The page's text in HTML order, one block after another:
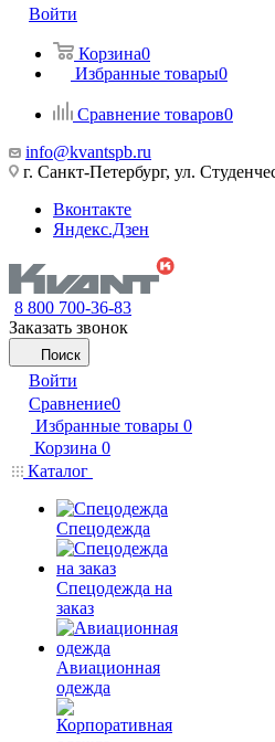
Войти
Корзина0
Избранные товары0
Сравнение товаров0
info@kvantspb.ru
г. Санкт-Петербург, ул.
Вконтакте
Яндекс.Дзен
8 800 700-36-83
Заказать звонок
Поиск
Войти
Сравнение0
Избранные товары 0
Корзина 0
Каталог
Спецодежда
Спецодежда на
заказ
Авиационная
одежда